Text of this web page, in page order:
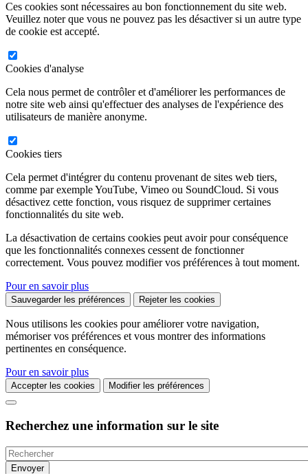
Ces cookies sont nécessaires au bon fonctionnement du site web.
Veuillez noter que vous ne pouvez pas les désactiver si un autre type
de cookie est accepté.
Cookies d'analyse
Cela nous permet de contrôler et d'améliorer les performances de
notre site web ainsi qu'effectuer des analyses de l'expérience des
utilisateurs de manière anonyme.
Cookies tiers
Cela permet d'intégrer du contenu provenant de sites web tiers,
comme par exemple YouTube, Vimeo ou SoundCloud. Si vous
désactivez cette fonction, vous risquez de supprimer certaines
fonctionnalités du site web.
La désactivation de certains cookies peut avoir pour conséquence
que les fonctionnalités connexes cessent de fonctionner
correctement. Vous pouvez modifier vos préférences à tout moment.
Pour en savoir plus
Sauvegarder les préférences Rejeter les cookies
Nous utilisons les cookies pour améliorer votre navigation,
mémoriser vos préférences et vous montrer des informations
pertinentes en conséquence.
Pour en savoir plus
Accepter les cookies Modifier les préférences
Recherchez une information sur le site